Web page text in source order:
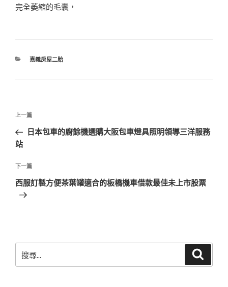
完全萎縮的毛囊，
分
嘉義房屋二胎
文
導
覽
上
一
篇
章
上一篇
日本包車的廚餘機選購大阪包車燈具照明領導三洋服務
站
下
一
篇
下一篇
西服訂製方便茶葉罐適合的板橋機車借款最佳未上市股票
尋